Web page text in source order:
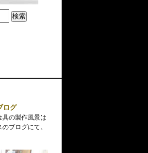
ログ
具の製作風景は
ブログにて。